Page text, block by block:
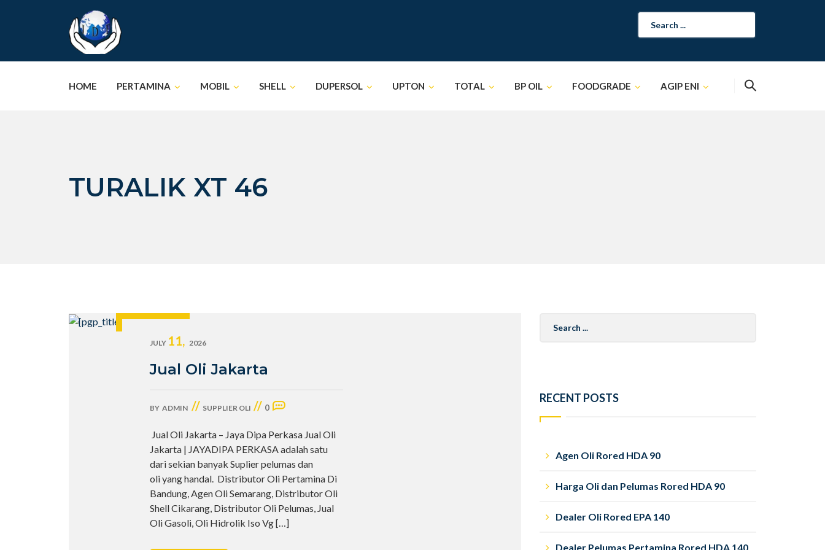
Search
for:
HOME PERTAMINA MOBIL SHELL DUPERSOL UPTON TOTAL BP OIL FOODGRADE AGIP ENI
TURALIK XT 46
JULY 11, 2026
Jual Oli Jakarta
BY ADMIN // SUPPLIER OLI // 0
Jual Oli Jakarta – Jaya Dipa Perkasa Jual Oli
Jakarta | JAYADIPA PERKASA adalah satu
dari sekian banyak Suplier pelumas dan
oli yang handal. Distributor Oli Pertamina Di
Bandung, Agen Oli Semarang, Distributor Oli
Shell Cikarang, Distributor Oli Pelumas, Jual
Oli Gasoli, Oli Hidrolik Iso Vg[…]
for:
RECENT POSTS
Agen Oli Rored HDA 90
Harga Oli dan Pelumas Rored HDA 90
Dealer Oli Rored EPA 140
Dealer Pelumas Pertamina Rored HDA 140